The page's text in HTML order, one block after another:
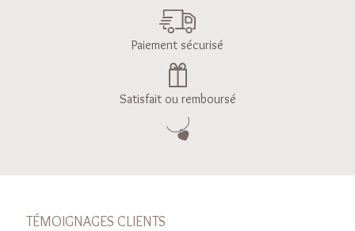
Paiement sécurisé
Satisfait ou remboursé
TÉMOIGNAGES CLIENTS